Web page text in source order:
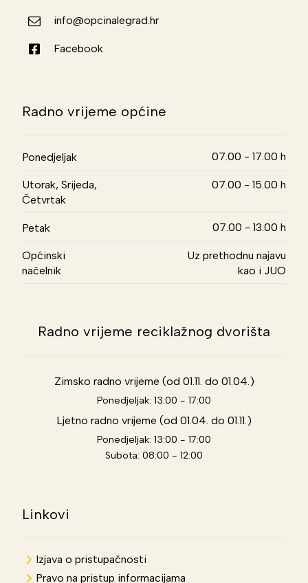
info@opcinalegrad.hr
Facebook
Radno vrijeme općine
Ponedjeljak 07.00 - 17.00 h
Utorak, Srijeda,
Četvrtak
07.00 - 15.00 h
Petak 07.00 - 13.00 h
Općinski
načelnik
Uz prethodnu najavu
kao i JUO
Radno vrijeme reciklažnog dvorišta
Zimsko radno vrijeme (od 01.11. do 01.04.)
Ponedjeljak: 13:00 - 17:00
Ljetno radno vrijeme (od 01.04. do 01.11.)
Ponedjeljak: 13:00 - 17:00
Subota: 08:00 - 12:00
Linkovi
Izjava o pristupačnosti
Pravo na pristup informacijama